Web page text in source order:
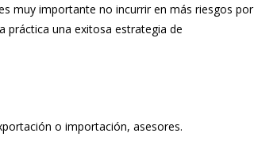
muy importante no incurrir en más riesgos por
práctica una exitosa estrategia de
o importación, asesores.